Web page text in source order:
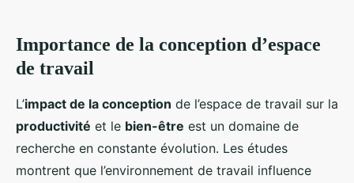
Importance de la conception d’espace
de travail
L’impact de la conception de l’espace de travail sur la
productivité et le bien-être est un domaine de
recherche en constante évolution. Les études
montrent que l’environnement de travail influence